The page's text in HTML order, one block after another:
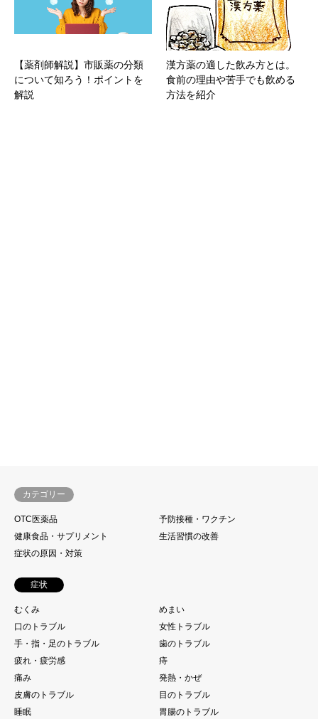
【薬剤師解説】市販薬の分類
について知ろう！ポイントを
解説
漢方薬の適した飲み方とは。
食前の理由や苦手でも飲める
方法を紹介
カテゴリー
OTC医薬品
予防接種・ワクチン
健康食品・サプリメント
生活習慣の改善
症状の原因・対策
症状
むくみ
めまい
口のトラブル
女性トラブル
手・指・足のトラブル
歯のトラブル
疲れ・疲労感
痔
痛み
発熱・かぜ
皮膚のトラブル
目のトラブル
睡眠
胃腸のトラブル